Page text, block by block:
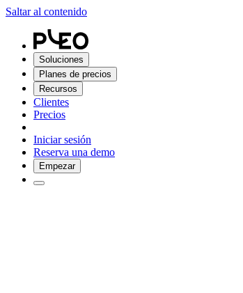
Saltar al contenido
Soluciones
Planes de precios
Recursos
Clientes
Precios
Iniciar sesión
Reserva una demo
Empezar